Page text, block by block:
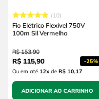
10
Fio Elétrico Flexível 750V
100m Sil Vermelho
R$ 153,90
R$ 115,90 -25%
Ou em até 12xde R$ 10,17
ADICIONAR AO CARRINHO